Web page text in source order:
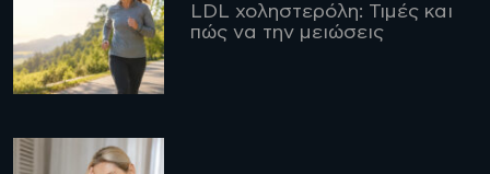
LDL χοληστερόλη: Τιμές και
πώς να την μειώσεις